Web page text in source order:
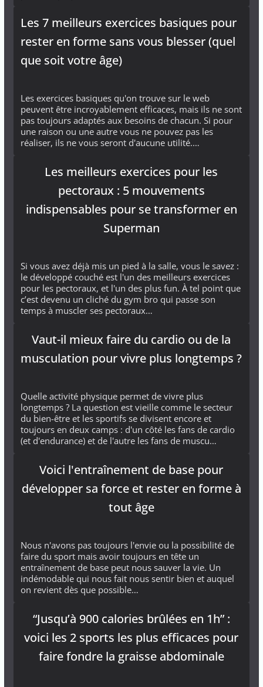
Les 7 meilleurs exercices basiques pour
rester en forme sans vous blesser (quel
que soit votre âge)
Les exercices basiques qu'on trouve sur le web
peuvent être incroyablement efficaces, mais ils ne sont
pas toujours adaptés aux besoins de chacun. Si pour
une raison ou une autre vous ne pouvez pas les
réaliser, ils ne vous seront d'aucune utilité.…
Les meilleurs exercices pour les
pectoraux : 5 mouvements
indispensables pour se transformer en
Superman
Si vous avez déjà mis un pied à la salle, vous le savez :
le développé couché est l'un des meilleurs exercices
pour les pectoraux, et l'un des plus fun. À tel point que
c’est devenu un cliché du gym bro qui passe son
temps à muscler ses pectoraux…
Vaut-il mieux faire du cardio ou de la
musculation pour vivre plus longtemps ?
Quelle activité physique permet de vivre plus
longtemps ? La question est vieille comme le secteur
du bien-être et les sportifs se divisent encore et
toujours en deux camps : d'un côté les fans de cardio
(et d'endurance) et de l'autre les fans de muscu…
Voici l'entraînement de base pour
développer sa force et rester en forme à
tout âge
Nous n'avons pas toujours l'envie ou la possibilité de
faire du sport mais avoir toujours en tête un
entraînement de base peut nous sauver la vie. Un
indémodable qui nous fait nous sentir bien et auquel
on revient dès que possible…
“Jusqu’à 900 calories brûlées en 1h” :
voici les 2 sports les plus efficaces pour
faire fondre la graisse abdominale